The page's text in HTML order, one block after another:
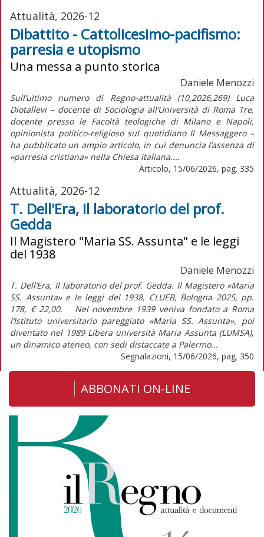
Attualità, 2026-12
Dibattito - Cattolicesimo-pacifismo:
parresia e utopismo
Una messa a punto storica
Daniele Menozzi
Sull’ultimo numero di Regno-attualità (10,2026,269) Luca
Diotallevi – docente di Sociologia all’Università di Roma Tre,
docente presso le Facoltà teologiche di Milano e Napoli,
opinionista politico-religioso sul quotidiano Il Messaggero –
ha pubblicato un ampio articolo, in cui denuncia l’assenza di
«parresia cristiana» nella Chiesa italiana....
Articolo, 15/06/2026, pag. 335
Attualità, 2026-12
T. Dell'Era, Il laboratorio del prof.
Gedda
Il Magistero "Maria SS. Assunta" e le leggi
del 1938
Daniele Menozzi
T. Dell’Era, Il laboratorio del prof. Gedda. Il Magistero «Maria
SS. Assunta» e le leggi del 1938, CLUEB, Bologna 2025, pp.
178, € 22,00. Nel novembre 1939 veniva fondato a Roma
l’Istituto universitario pareggiato «Maria SS. Assunta», poi
diventato nel 1989 Libera università Maria Assunta (LUMSA),
un dinamico ateneo, con sedi distaccate a Palermo...
Segnalazioni, 15/06/2026, pag. 350
ABBONATI ON-LINE